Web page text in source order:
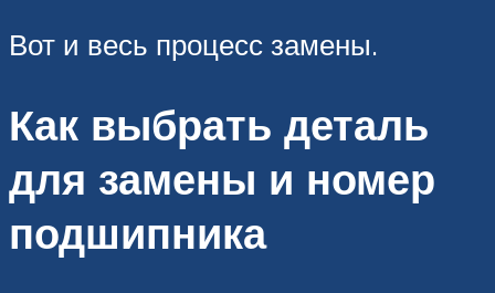
Вот и весь процесс замены.
Как выбрать деталь
для замены и номер
подшипника